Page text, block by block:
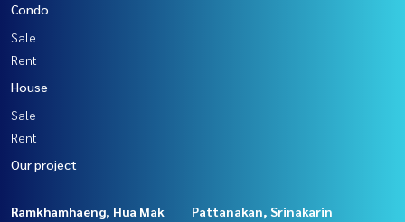
Condo
Sale
Rent
House
Sale
Rent
Our project
Ramkhamhaeng, Hua Mak
Pattanakan, Srinakarin